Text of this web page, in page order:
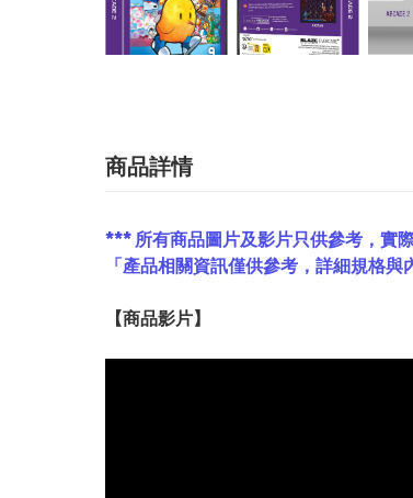
商品詳情
*** 所有商品圖片及影片只供參考，實
「產品相關資訊僅供參考，詳細規格
【商品影片】